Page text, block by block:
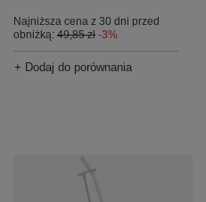
Najniższa cena z 30 dni przed
obniżką: 49,85 zł -3%
+ Dodaj do porównania